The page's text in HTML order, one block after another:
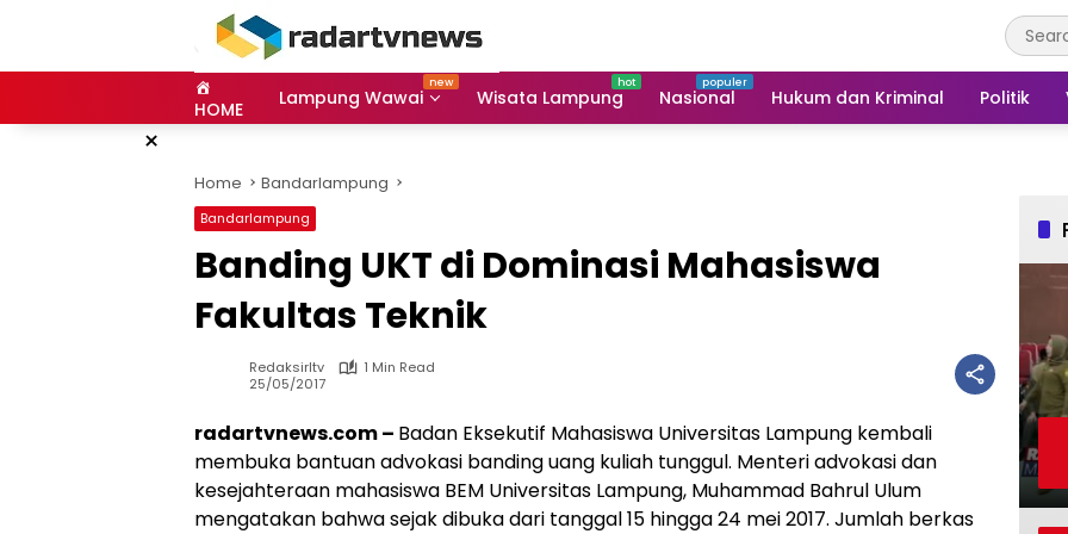
HOME Lampung Wawai Wisata Lampung Nasional Hukum dan Kriminal Politik
×
Home Bandarlampung
Bandarlampung
Banding UKT di Dominasi Mahasiswa
Fakultas Teknik
Redaksirltv
1 Min Read
25/05/2017
radartvnews.com – Badan Eksekutif Mahasiswa Universitas Lampung kembali
membuka bantuan advokasi banding uang kuliah tunggul. Menteri advokasi dan
kesejahteraan mahasiswa BEM Universitas Lampung, Muhammad Bahrul Ulum
mengatakan bahwa sejak dibuka dari tanggal 15 hingga 24 mei 2017. Jumlah berkas